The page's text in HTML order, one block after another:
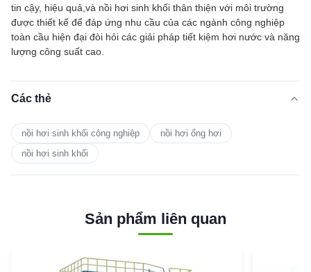
tin cậy, hiệu quả,và nồi hơi sinh khối thân thiện với môi trường
được thiết kế để đáp ứng nhu cầu của các ngành công nghiệp
toàn cầu hiện đại đòi hỏi các giải pháp tiết kiệm hơi nước và năng
lượng công suất cao.
Các thẻ
nồi hơi sinh khối công nghiệp
nồi hơi ống hơi
nồi hơi sinh khối
Sản phẩm liên quan